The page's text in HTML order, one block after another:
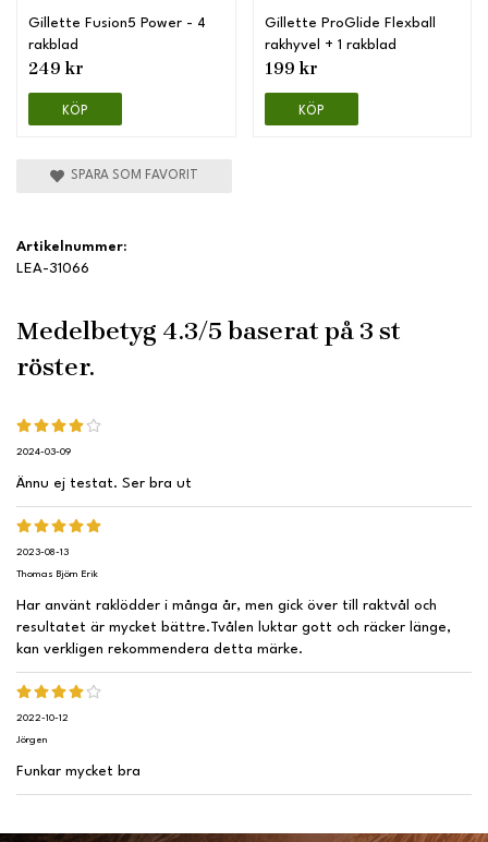
Gillette Fusion5 Power - 4
rakblad
249 kr
KÖP
Gillette ProGlide Flexball
rakhyvel + 1 rakblad
199 kr
KÖP
SPARA SOM FAVORIT
Artikelnummer:
LEA-31066
Medelbetyg 4.3/5 baserat på 3 st
röster.
2024-03-09
Ännu ej testat. Ser bra ut
2023-08-13
Thomas Björn Erik
Har använt raklödder i många år, men gick över till raktvål och
resultatet är mycket bättre.Tvålen luktar gott och räcker länge,
kan verkligen rekommendera detta märke.
2022-10-12
Jörgen
Funkar mycket bra